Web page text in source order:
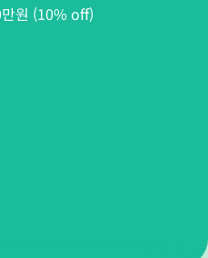
원 (10% off)